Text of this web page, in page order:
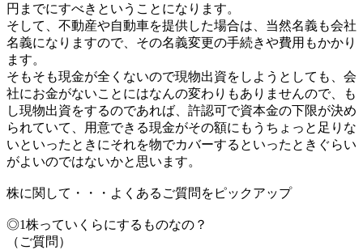
円までにすべきということになります。
そして、不動産や自動車を提供した場合は、当然名義も会社
名義になりますので、その名義変更の手続きや費用もかかり
ます。
そもそも現金が全くないので現物出資をしようとしても、会
社にお金がないことにはなんの変わりもありませんので、も
し現物出資をするのであれば、許認可で資本金の下限が決め
られていて、用意できる現金がその額にもうちょっと足りな
いといったときにそれを物でカバーするといったときぐらい
がよいのではないかと思います。
株に関して・・・よくあるご質問をピックアップ
◎1株っていくらにするものなの？
（ご質問）